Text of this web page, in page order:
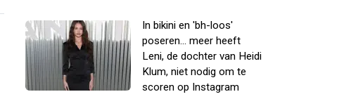
In bikini en 'bh-loos'
poseren... meer heeft
Leni, de dochter van Heidi
Klum, niet nodig om te
scoren op Instagram